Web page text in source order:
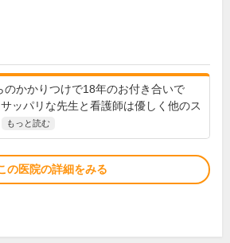
のかかりつけで18年のお付き合いで
ッパリな先生と看護師は優しく他のス
もっと読む
の医院の詳細をみる